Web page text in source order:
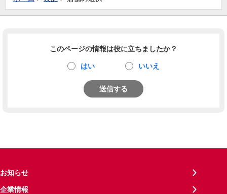
このページの情報は役に立ちましたか？
はい いいえ
送信する
お知らせ
企業情報